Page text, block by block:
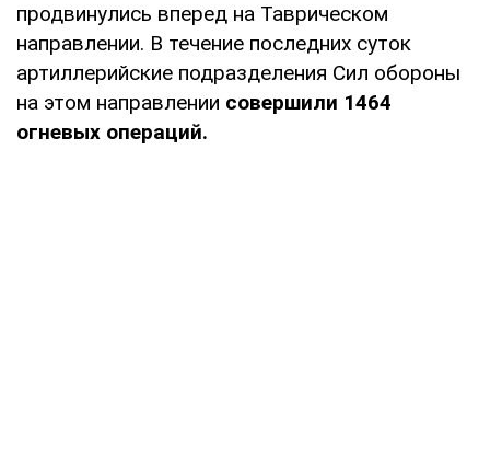
продвинулись вперед на Таврическом
направлении. В течение последних суток
артиллерийские подразделения Сил обороны
на этом направлении совершили 1464
огневых операций.